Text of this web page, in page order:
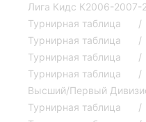
Лига Кидс К2006-2007-
Турнирная таблица
Турнирная таблица
Турнирная таблица
Турнирная таблица
Высший/Первый
Турнирная таблица